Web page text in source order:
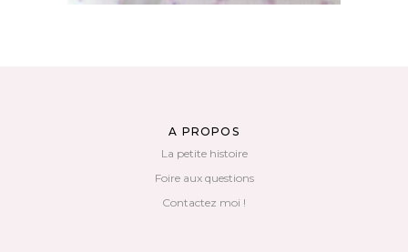
A PROPOS
La petite histoire
Foire aux questions
Contactez moi !